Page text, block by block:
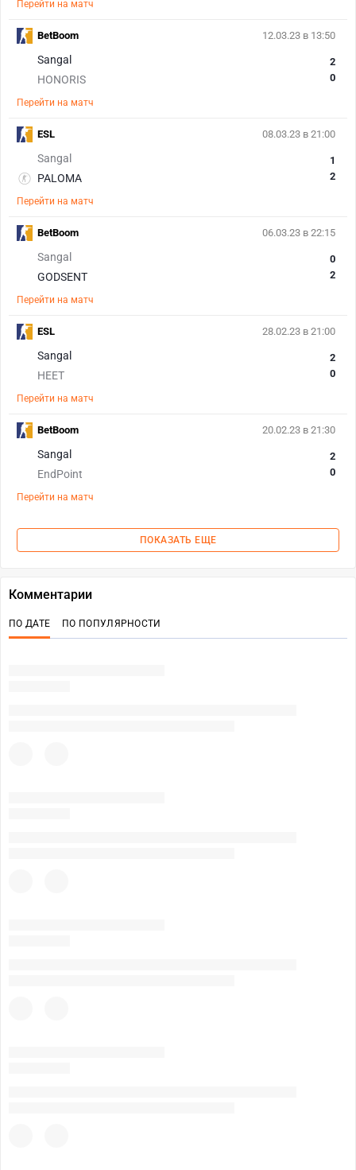
Перейти на матч
12.03.23 в 13:50
Sangal
HONORIS
2
0
Перейти на матч
BetBoom
08.03.23 в 21:00
Sangal
PALOMA
1
2
Перейти на матч
ESL
06.03.23 в 22:15
Sangal
GODSENT
0
2
Перейти на матч
BetBoom
28.02.23 в 21:00
Sangal
HEET
2
0
Перейти на матч
ESL
20.02.23 в 21:30
Sangal
EndPoint
2
0
Перейти на матч
BetBoom
ПОКАЗАТЬ ЕЩЕ
Комментарии
ПО ДАТЕ ПО ПОПУЛЯРНОСТИ